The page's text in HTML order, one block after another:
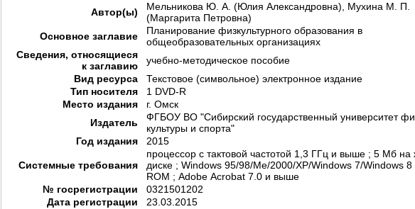
Автор(ы)
Мельникова Ю. А. (Юлия Александровна), Мухина М. П.
(Маргарита Петровна)
Основное заглавие
Планирование физкультурного образования в
общеобразовательных организациях
Сведения, относящиеся
к заглавию
учебно-методическое пособие
Вид ресурса
Текстовое (символьное) электронное издание
Тип носителя
1 DVD-R
Место издания
г. Омск
Издатель
ФГБОУ ВО "Сибирский государственный университет
культуры и спорта"
Год издания
2015
Системные требования
процессор с тактовой частотой 1,3 ГГц и выше ; 5 Мб на
диске ; Windows 95/98/Me/2000/XP/Windows 7/Windows 8
ROM ; Adobe Acrobat 7.0 и выше
№ госрегистрации
0321501202
Дата регистрации
23.03.2015